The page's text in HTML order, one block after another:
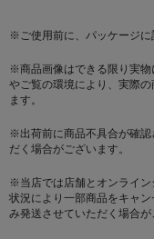
※ご使用前に、パッケージに
※商品画像はできる限り実物
やご覧の環境により、実際
ます。
※出荷前に商品不具合が確認
だく場合がございます。
※当店では店舗とオンライ
状況により一部商品をキャ
み発送させていただく場合が